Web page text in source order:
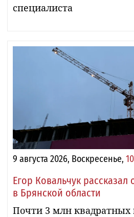
специалиста
9 августа 2026, Воскресенье,
Егор Ковальчук рассказал
в Брянской области
Почти 3 млн